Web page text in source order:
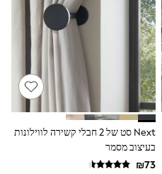
Next סט של 2 חבלי קשירה לווילונות
בעיצוב מסמר